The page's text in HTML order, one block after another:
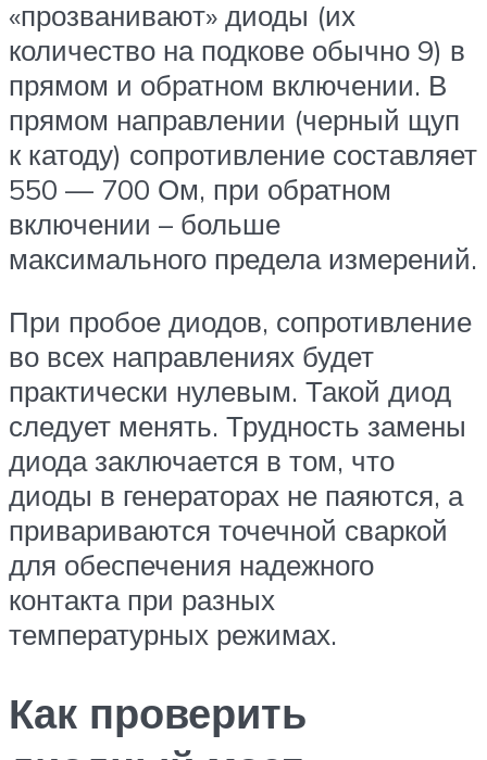
«прозванивают» диоды (их
количество на подкове обычно 9) в
прямом и обратном включении. В
прямом направлении (черный щуп
к катоду) сопротивление составляет
550 — 700 Ом, при обратном
включении – больше
максимального предела измерений.
При пробое диодов, сопротивление
во всех направлениях будет
практически нулевым. Такой диод
следует менять. Трудность замены
диода заключается в том, что
диоды в генераторах не паяются, а
привариваются точечной сваркой
для обеспечения надежного
контакта при разных
температурных режимах.
Как проверить